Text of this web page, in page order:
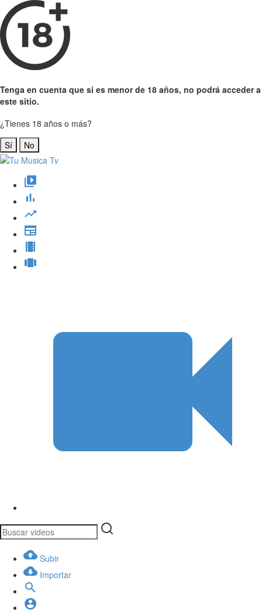
Tenga en cuenta que si es menor de 18 años, no podrá acceder a
este sitio.
¿Tienes 18 años o más?
Sí
No
Subir
Importar